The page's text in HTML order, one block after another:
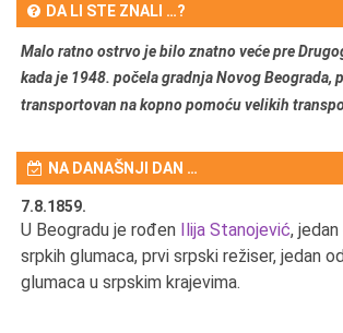
DA LI STE ZNALI …?
Malo ratno ostrvo je bilo znatno veće pre
kada je 1948. počela gradnja Novog Beograda,
transportovan na kopno pomoću velikih
NA DANAŠNJI DAN …
7.8.1859.
U Beogradu je rođen Ilija Stanojević,
srpkih glumaca, prvi srpski režiser, jedan
glumaca u srpskim krajevima.